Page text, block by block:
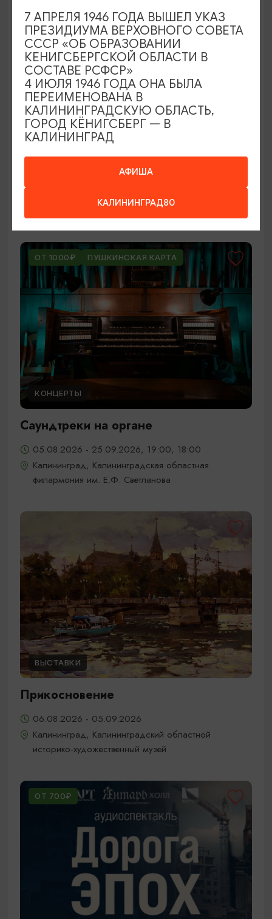
ВЫСТАВКИ
Оставленный багаж
Светлогорск, Арт-пространство «Янтарь-холл»
ОТ 1000₽ ПУШКИНСКАЯ КАРТА
КОНЦЕРТЫ
Саундтреки на органе
05.08.2026 - 25.09.2026, 19:00, 18:00
Калининград, Калининградская областная
филармония им. Е.Ф. Светланова
ВЫСТАВКИ
Прикосновение
06.08.2026 - 05.09.2026
Калининград, Калининградский областной
историко-художественный музей
ОТ 700₽
АФИША
КАЛИНИНГРАД80
7 АПРЕЛЯ 1946 ГОДА ВЫШЕЛ УКАЗ
ПРЕЗИДИУМА ВЕРХОВНОГО СОВЕТА
СССР «ОБ ОБРАЗОВАНИИ
КЕНИГСБЕРГСКОЙ ОБЛАСТИ В
СОСТАВЕ РСФСР»
4 ИЮЛЯ 1946 ГОДА ОНА БЫЛА
ПЕРЕИМЕНОВАНА В
КАЛИНИНГРАДСКУЮ ОБЛАСТЬ,
ГОРОД КЁНИГСБЕРГ — В
КАЛИНИНГРАД